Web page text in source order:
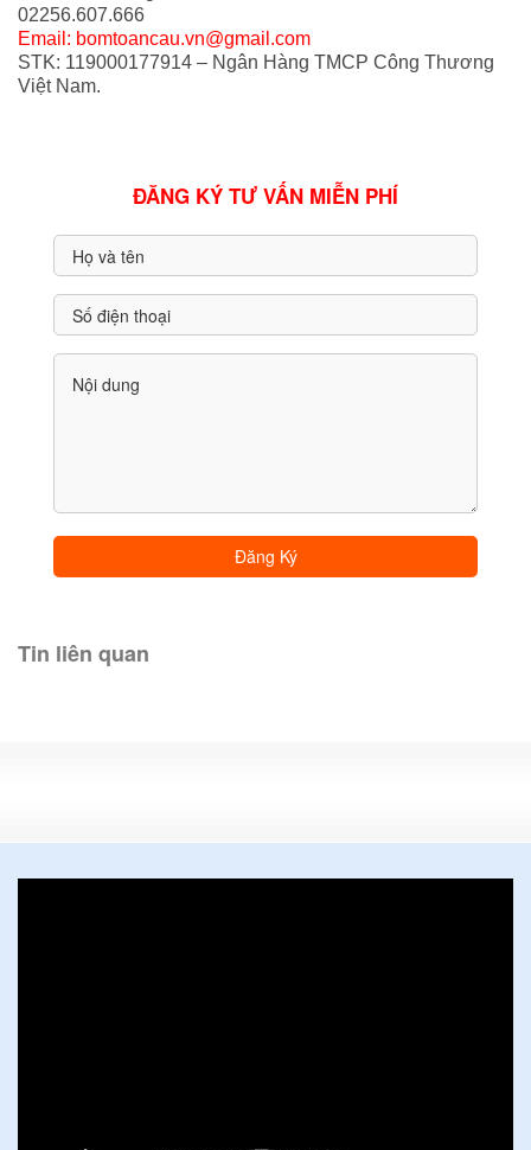
02256.607.666
Email: bomtoancau.vn@gmail.com
STK: 119000177914 – Ngân Hàng TMCP Công Thương
Việt Nam.
ĐĂNG KÝ TƯ VẤN MIỄN PHÍ
Tin liên quan